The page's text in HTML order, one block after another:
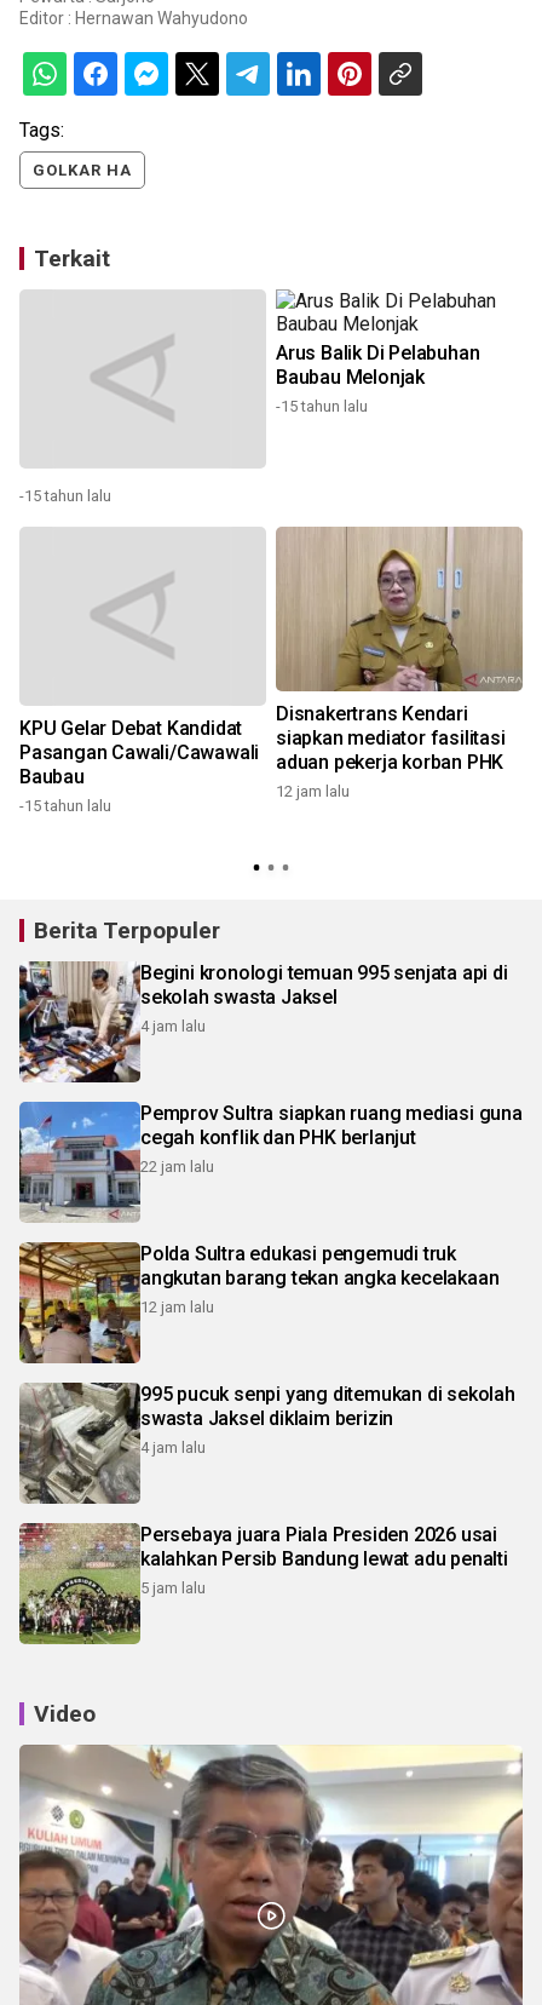
Editor : Hernawan Wahyudono
Tags:
GOLKAR HA
Terkait
-15 tahun lalu
Arus Balik Di Pelabuhan
Baubau Melonjak
-15 tahun lalu
KPU Gelar Debat Kandidat
Pasangan Cawali/Cawawali
Baubau
-15 tahun lalu
Disnakertrans Kendari
siapkan mediator fasilitasi
aduan pekerja korban PHK
12 jam lalu
Berita Terpopuler
Begini kronologi temuan 995 senjata api di
sekolah swasta Jaksel
4 jam lalu
Pemprov Sultra siapkan ruang mediasi guna
cegah konflik dan PHK berlanjut
22 jam lalu
Polda Sultra edukasi pengemudi truk
angkutan barang tekan angka kecelakaan
12 jam lalu
995 pucuk senpi yang ditemukan di sekolah
swasta Jaksel diklaim berizin
4 jam lalu
Persebaya juara Piala Presiden 2026 usai
kalahkan Persib Bandung lewat adu penalti
5 jam lalu
Video